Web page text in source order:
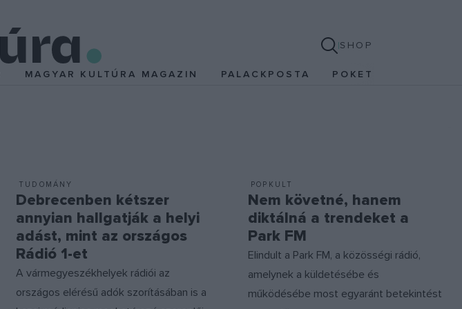
SHOP
MAGYAR KULTÚRA MAGAZIN PALACKPOSTA POKET
TUDOMÁNY
Debrecenben kétszer
annyian hallgatják a helyi
adást, mint az országos
Rádió 1-et
A vármegyeszékhelyek rádiói az
országos elérésű adók szorításában is a
POPKULT
Nem követné, hanem
diktálná a trendeket a
Park FM
Elindult a Park FM, a közösségi rádió,
amelynek a küldetésébe és
működésébe most egyaránt betekintést